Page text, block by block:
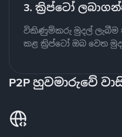
3. ක්‍රිප්ටෝ
විකිණුම්කරු මුදල් ලැබීම
කළ ක්‍රිප්ටෝ ඔබ වෙත
P2P හුවමාරුවේ